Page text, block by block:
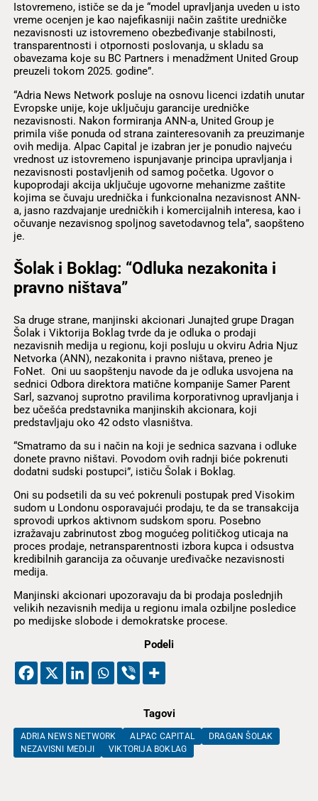
Istovremeno, ističe se da je “model upravljanja uveden u isto
vreme ocenjen je kao najefikasniji način zaštite uredničke
nezavisnosti uz istovremeno obezbeđivanje stabilnosti,
transparentnosti i otpornosti poslovanja, u skladu sa
obavezama koje su BC Partners i menadžment United Group
preuzeli tokom 2025. godine”.
“Adria News Network posluje na osnovu licenci izdatih unutar
Evropske unije, koje uključuju garancije uredničke
nezavisnosti. Nakon formiranja ANN-a, United Group je
primila više ponuda od strana zainteresovanih za preuzimanje
ovih medija. Alpac Capital je izabran jer je ponudio najveću
vrednost uz istovremeno ispunjavanje principa upravljanja i
nezavisnosti postavljenih od samog početka. Ugovor o
kupoprodaji akcija uključuje ugovorne mehanizme zaštite
kojima se čuvaju urednička i funkcionalna nezavisnost ANN-
a, jasno razdvajanje uredničkih i komercijalnih interesa, kao i
očuvanje nezavisnog spoljnog savetodavnog tela”, saopšteno
je.
Šolak i Boklag: “Odluka nezakonita i
pravno ništava”
Sa druge strane, manjinski akcionari Junajted grupe Dragan
Šolak i Viktorija Boklag tvrde da je odluka o prodaji
nezavisnih medija u regionu, koji posluju u okviru Adria Njuz
Netvorka (ANN), nezakonita i pravno ništava, preneo je
FoNet. Oni uu saopštenju navode da je odluka usvojena na
sednici Odbora direktora matične kompanije Samer Parent
Sarl, sazvanoj suprotno pravilima korporativnog upravljanja i
bez učešća predstavnika manjinskih akcionara, koji
predstavljaju oko 42 odsto vlasništva.
“Smatramo da su i način na koji je sednica sazvana i odluke
donete pravno ništavi. Povodom ovih radnji biće pokrenuti
dodatni sudski postupci”, ističu Šolak i Boklag.
Oni su podsetili da su već pokrenuli postupak pred Visokim
sudom u Londonu osporavajući prodaju, te da se transakcija
sprovodi uprkos aktivnom sudskom sporu. Posebno
izražavaju zabrinutost zbog mogućeg političkog uticaja na
proces prodaje, netransparentnosti izbora kupca i odsustva
kredibilnih garancija za očuvanje uređivačke nezavisnosti
medija.
Manjinski akcionari upozoravaju da bi prodaja poslednjih
velikih nezavisnih medija u regionu imala ozbiljne posledice
po medijske slobode i demokratske procese.
Podeli
Tagovi
ADRIA NEWS NETWORK ALPAC CAPITAL
DRAGAN ŠOLAK
NEZAVISNI MEDIJI
VIKTORIJA BOKLAG